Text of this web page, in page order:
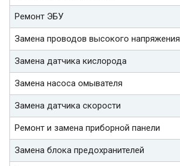
Ремонт ЭБУ
Замена проводов высокого напряжения
Замена датчика кислорода
Замена насоса омывателя
Замена датчика скорости
Ремонт и замена приборной панели
Замена блока предохранителей